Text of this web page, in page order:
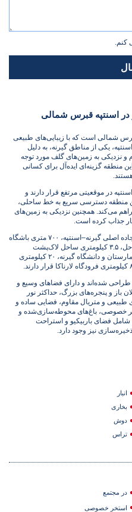
کنم.
در اسنتپه قبرس شمالی
شمالی است که با زیبایی‌های طبیعی
یکی از مناطق گیرنه، به دلیل
و نزدیکی به زمین‌های گلف مورد توجه
منطقه گزینه‌ای ایده‌آل برای کسانی
در موقعیتی مرتفع قرار دارند و
منطقه دسترسی سریع به خط ساحلی،
می‌کند. همچنین نزدیکی به زمین‌های
جذاب کرده است.
ویلاهای قبرس شمالی در فاصله ۱۰۰ متری جاده اصلی گیرنه–اسنتپه، ۷۰۰ متری باشگاه
گلف Korenium، ۱ کیلومتری نزدیک‌ترین ساحل، ۳.۵ کیلومتری ساحل لاک‌پشت
آلاگادی، ۱۱ کیلومتری گیرنه، ۱۸ کیلومتری بیمارستان و دانشگاه گیرنه، ۲۰ کیلومتری
طراحی شده‌اند و دارای فضاهای وسیع و
باز و پنجره‌های بزرگ، حداکثر نور
طبیعی و متریال مقاوم، فضایی ساده و
خصوصی، باغ‌های محوطه‌سازی‌شده و
فضای باربیکیو و استراحت
نیز وجود دارد.
انبار
بخاری
دوش
تراس
در مجتمع
استخر خصوصی